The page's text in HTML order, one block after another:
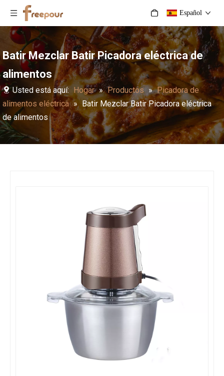
Español
Batir Mezclar Batir Picadora eléctrica de
alimentos
Usted está aquí: Hogar » Productos » Picadora de
alimentos eléctrica » Batir Mezclar Batir Picadora eléctrica
de alimentos